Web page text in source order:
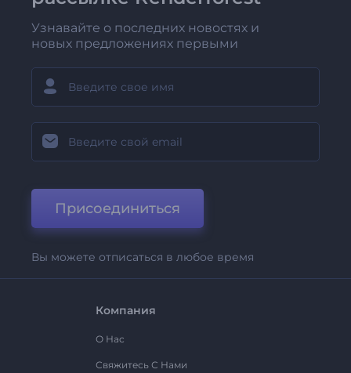
Узнавайте о последних новостях и
новых предложениях первыми
Присоединиться
Вы можете отписаться в любое время
Компания
О Нас
Свяжитесь С Нами